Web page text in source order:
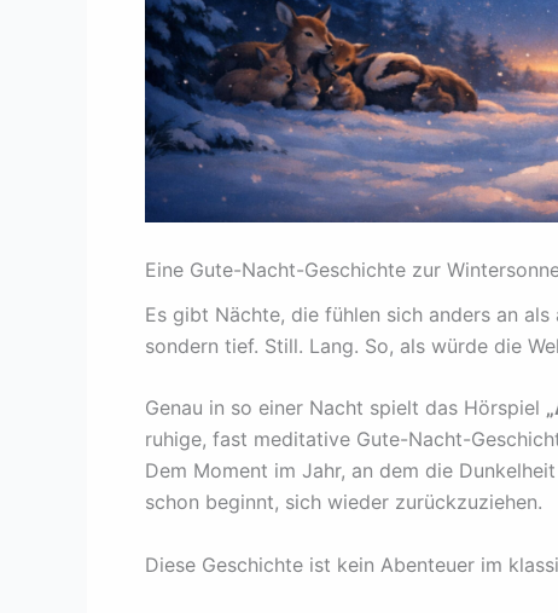
Eine Gute-Nacht-Geschichte zur
Es gibt Nächte, die fühlen sich anders an
sondern tief. Still. Lang. So, als würde die
Genau in so einer Nacht spielt das Hörspiel
ruhige, fast meditative Gute-Nacht-
Dem Moment im Jahr, an dem die
schon beginnt, sich wieder zurückzuziehen.
Diese Geschichte ist kein Abenteuer im